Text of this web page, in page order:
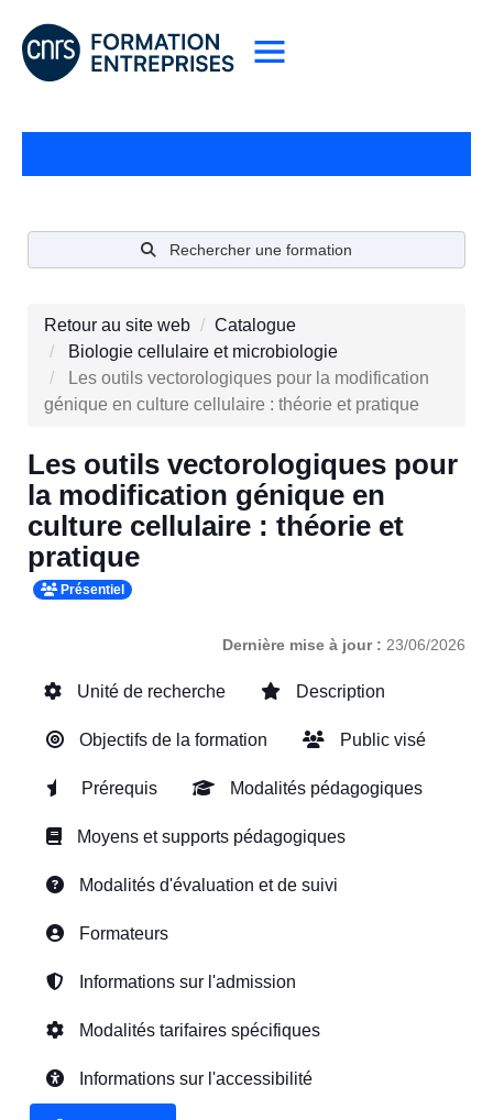
Rechercher une formation
Retour au site web
Catalogue
Biologie cellulaire et microbiologie
Les outils vectorologiques pour la modification
génique en culture cellulaire : théorie et pratique
Les outils vectorologiques pour
la modification génique en
culture cellulaire : théorie et
pratique
Présentiel
Dernière mise à jour : 23/06/2026
Unité de recherche Description
Objectifs de la formation Public visé
Prérequis Modalités pédagogiques
Moyens et supports pédagogiques
Modalités d'évaluation et de suivi
Formateurs
Informations sur l'admission
Modalités tarifaires spécifiques
Informations sur l'accessibilité